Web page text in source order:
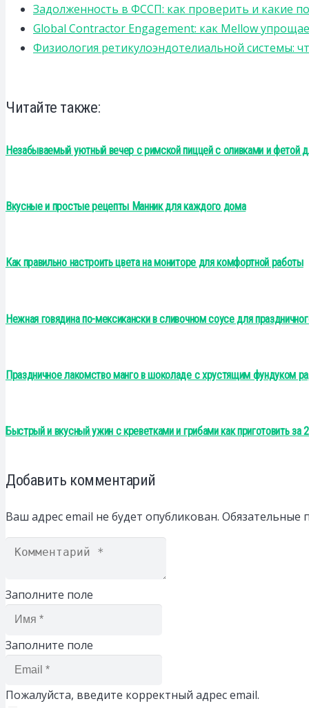
Задолженность в ФССП: как проверить и какие
Global Contractor Engagement: как Mellow
Физиология ретикулоэндотелиальной системы:
Читайте также:
Незабываемый уютный вечер с римской пиццей с оливками и фетой
Вкусные и простые рецепты Манник для каждого дома
Как правильно настроить цвета на мониторе для комфортной работы
Нежная говядина по-мексикански в сливочном соусе для
Праздничное лакомство манго в шоколаде с хрустящим фундуком
Быстрый и вкусный ужин с креветками и грибами как приготовить за
Добавить комментарий
Ваш адрес email не будет опубликован. Обязательные
Заполните поле
Заполните поле
Пожалуйста, введите корректный адрес email.